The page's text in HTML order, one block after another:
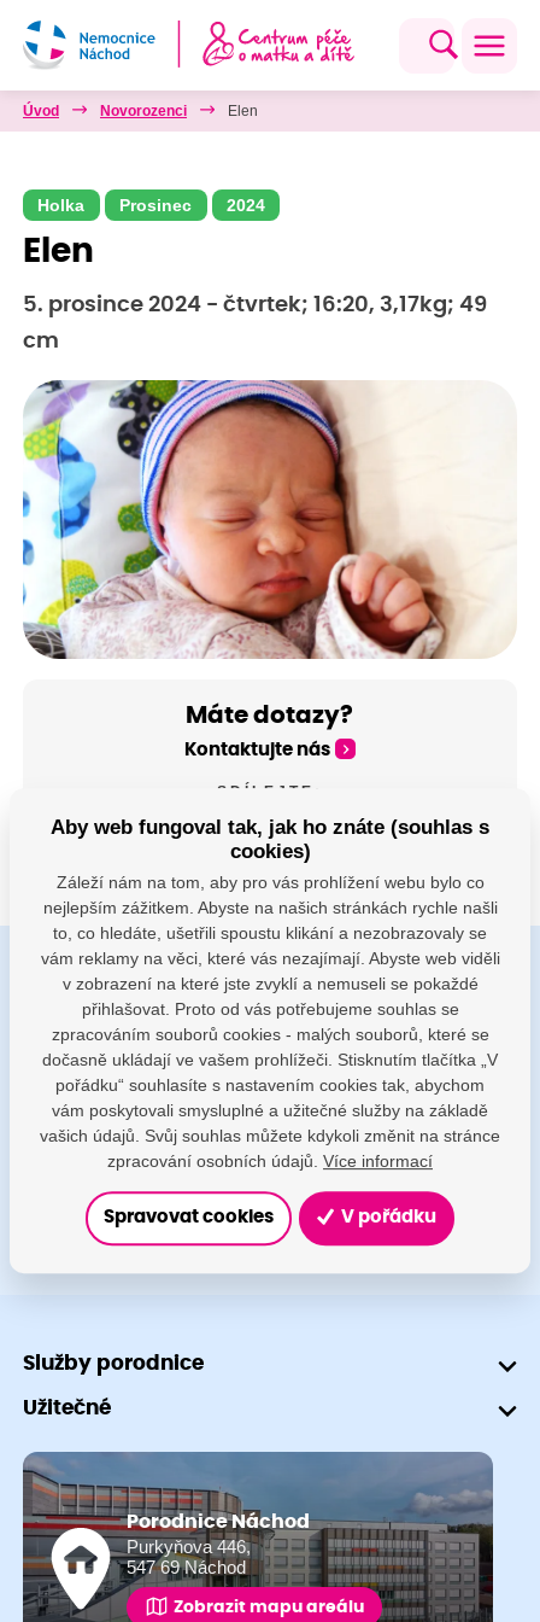
Úvod Novorozenci Elen
Holka Prosinec 2024
Elen
5. prosince 2024 - čtvrtek; 16:20, 3,17kg; 49
cm
Máte dotazy?
Kontaktujte nás
SDÍLEJTE:
Buďte s námi v kontaktu
Jsme k dispozici pokud potřebujete pomoci
porodnice@nemocnicenachod.cz
+420 491 601 745
Služby porodnice
Užitečné
Porodnice Náchod
Purkyňova 446,
547 69 Náchod
Zobrazit mapu areálu
Aby web fungoval tak, jak ho znáte (souhlas s
cookies)
Záleží nám na tom, aby pro vás prohlížení webu bylo co
nejlepším zážitkem. Abyste na našich stránkách rychle našli
to, co hledáte, ušetřili spoustu klikání a nezobrazovaly se
vám reklamy na věci, které vás nezajímají. Abyste web viděli
v zobrazení na které jste zvyklí a nemuseli se pokaždé
přihlašovat. Proto od vás potřebujeme souhlas se
zpracováním souborů cookies - malých souborů, které se
dočasně ukládají ve vašem prohlížeči. Stisknutím tlačítka „V
pořádku“ souhlasíte s nastavením cookies tak, abychom
vám poskytovali smysluplné a užitečné služby na základě
vašich údajů. Svůj souhlas můžete kdykoli změnit na stránce
zpracování osobních údajů. Více informací
Spravovat cookies V pořádku